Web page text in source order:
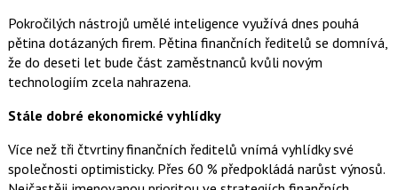
Pokročilých nástrojů umělé inteligence využívá dnes pouhá
pětina dotázaných firem. Pětina finančních ředitelů se domnívá,
že do deseti let bude část zaměstnanců kvůli novým
technologiím zcela nahrazena.
Stále dobré ekonomické vyhlídky
Více než tři čtvrtiny finančních ředitelů vnímá vyhlídky své
společnosti optimisticky. Přes 60 % předpokládá narůst výnosů.